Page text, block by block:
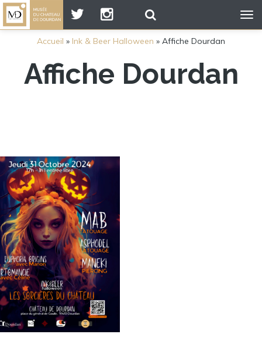
Accueil » Ink & Beer Halloween » Affiche Dourdan
Affiche Dourdan